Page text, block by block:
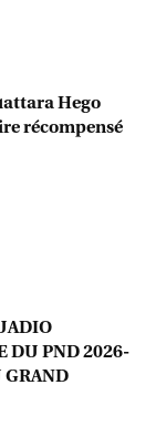
Hego
récompensé
DU PND 2026-
GRAND